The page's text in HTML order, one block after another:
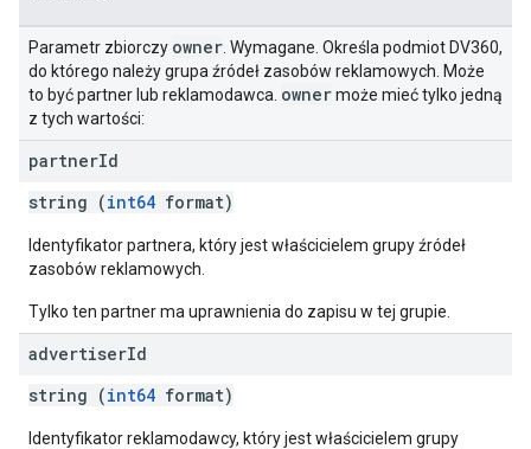
Parametr zbiorczy owner . Wymagane. Określa podmiot DV360,
do którego należy grupa źródeł zasobów reklamowych. Może
to być partner lub reklamodawca. ownermoże mieć tylko jedną
z tych wartości:
partnerId
string (int64 format)
Identyfikator partnera, który jest właścicielem grupy źródeł
zasobów reklamowych.
Tylko ten partner ma uprawnienia do zapisu w tej grupie.
advertiserId
string (int64 format)
Identyfikator reklamodawcy, który jest właścicielem grupy